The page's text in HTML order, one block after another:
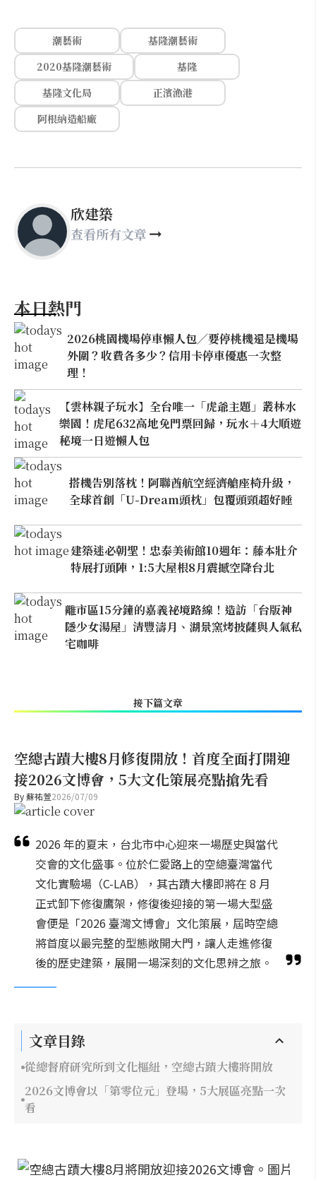
潮藝術
基隆潮藝術
2020基隆潮藝術
基隆
基隆文化局
正濱漁港
阿根納造船廠
欣建築
查看所有文章
本日熱門
2026桃園機場停車懶人包／要停桃機還是機場
外圍？收費各多少？信用卡停車優惠一次整
理！
【雲林親子玩水】全台唯一「虎爺主題」叢林水
樂園！虎尾632高地免門票回歸，玩水＋4大順遊
秘境一日遊懶人包
搭機告別落枕！阿聯酋航空經濟艙座椅升級，
全球首創「U-Dream頭枕」包覆頭頸超好睡
建築迷必朝聖！忠泰美術館10週年：藤本壯介
特展打頭陣，1:5大屋根8月震撼空降台北
離市區15分鐘的嘉義祕境路線！造訪「台版神
隱少女湯屋」清豐濤月、湖景窯烤披薩與人氣私
宅咖啡
接下篇文章
空總古蹟大樓8月修復開放！首度全面打開迎
接2026文博會，5大文化策展亮點搶先看
By蘇祐萱2026/07/09
2026 年的夏末，台北市中心迎來一場歷史與當代
交會的文化盛事。位於仁愛路上的空總臺灣當代
文化實驗場（C-LAB），其古蹟大樓即將在 8 月
正式卸下修復鷹架，修復後迎接的第一場大型盛
會便是「2026 臺灣文博會」文化策展，屆時空總
將首度以最完整的型態敞開大門，讓人走進修復
後的歷史建築，展開一場深刻的文化思辨之旅。
文章目錄
從總督府研究所到文化樞紐，空總古蹟大樓將開放
2026文博會以「第零位元」登場，5大展區亮點一次
看